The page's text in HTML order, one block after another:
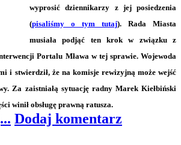
wyprosić dziennikarzy z jej posiedzenia
(pisaliśmy o tym tutaj). Rada Miasta
musiała podjąć ten krok w związku z
Portalu Mława w tej sprawie. Wojewoda
i stwierdził, że na komisje rewizyjną może wejść
Za zaistniałą sytuację radny Marek Kiełbiński
winił obsługę prawną ratusza.
Dodaj komentarz